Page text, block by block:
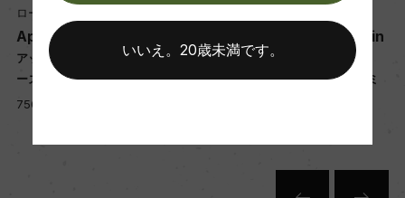
年間生産量
60000
14ha
ローガン・ワインズ
Apple Tree Flat Shiraz
アップル・ツリー・フラット シラ
ーズ
750ml, 1,600 yen
Clementine Blushing Min
nie
クレメンタイン ブラッシング ミ
いいえ。20歳未満です。